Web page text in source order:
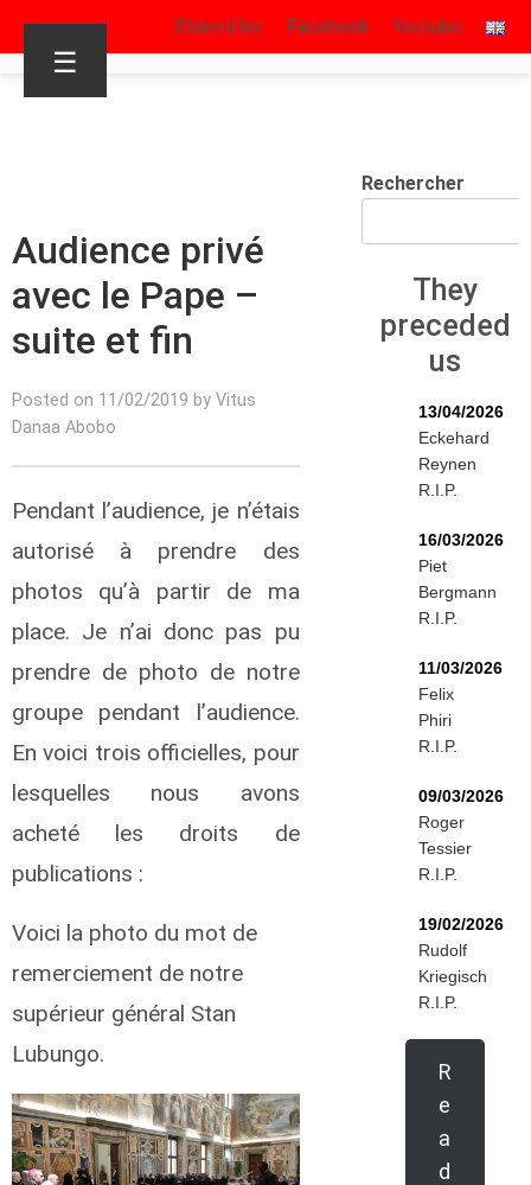
S’identifier Facebook Youtube
☰
Audience privé
avec le Pape –
suite et fin
Posted on 11/02/2019 by Vitus
Danaa Abobo
Pendant l’audience, je n’étais
autorisé à prendre des
photos qu’à partir de ma
place. Je n’ai donc pas pu
prendre de photo de notre
groupe pendant l’audience.
En voici trois officielles, pour
lesquelles nous avons
acheté les droits de
publications :
Voici la photo du mot de
remerciement de notre
supérieur général Stan
Lubungo.
Rechercher
They
preceded
us
13/04/2026
Eckehard
Reynen
R.I.P.
16/03/2026
Piet
Bergmann
R.I.P.
11/03/2026
Felix
Phiri
R.I.P.
09/03/2026
Roger
Tessier
R.I.P.
19/02/2026
Rudolf
Kriegisch
R.I.P.
R
e
a
d